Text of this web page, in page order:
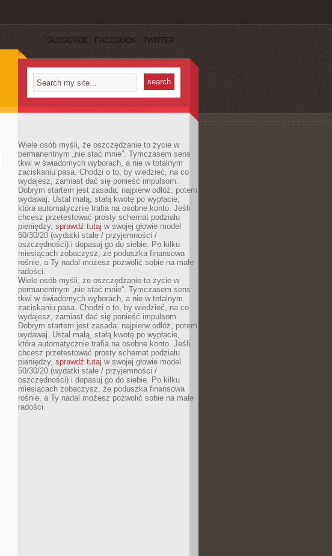
SUBSCRIBE FACEBOOK TWITTER
Wiele osób myśli, że oszczędzanie to życie w
permanentnym „nie stać mnie”. Tymczasem sens
tkwi w świadomych wyborach, a nie w totalnym
zaciskaniu pasa. Chodzi o to, by wiedzieć, na co
wydajesz, zamiast dać się ponieść impulsom.
Dobrym startem jest zasada: najpierw odłóż, potem
wydawaj. Ustal małą, stałą kwotę po wypłacie,
która automatycznie trafia na osobne konto. Jeśli
chcesz przetestować prosty schemat podziału
pieniędzy, sprawdź tutaj w swojej głowie model
50/30/20 (wydatki stałe / przyjemności /
oszczędności) i dopasuj go do siebie. Po kilku
miesiącach zobaczysz, że poduszka finansowa
rośnie, a Ty nadal możesz pozwolić sobie na małe
radości.
Wiele osób myśli, że oszczędzanie to życie w
permanentnym „nie stać mnie”. Tymczasem sens
tkwi w świadomych wyborach, a nie w totalnym
zaciskaniu pasa. Chodzi o to, by wiedzieć, na co
wydajesz, zamiast dać się ponieść impulsom.
Dobrym startem jest zasada: najpierw odłóż, potem
wydawaj. Ustal małą, stałą kwotę po wypłacie,
która automatycznie trafia na osobne konto. Jeśli
chcesz przetestować prosty schemat podziału
pieniędzy, sprawdź tutaj w swojej głowie model
50/30/20 (wydatki stałe / przyjemności /
oszczędności) i dopasuj go do siebie. Po kilku
miesiącach zobaczysz, że poduszka finansowa
rośnie, a Ty nadal możesz pozwolić sobie na małe
radości.